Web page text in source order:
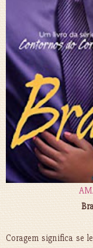
Coragem significa se